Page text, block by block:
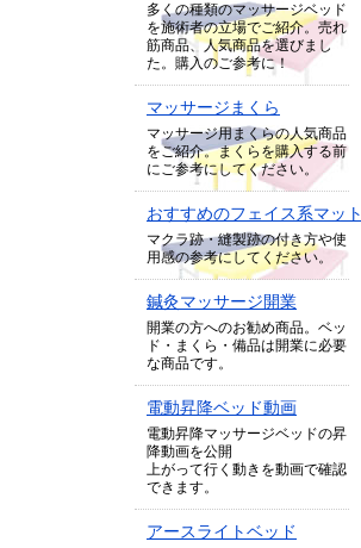
多くの種類のマッサージベッド
を施術者の立場でご紹介。売れ
筋商品、人気商品を選びまし
た。購入のご参考に！
マッサージまくら
マッサージ用まくらの人気商品
をご紹介。まくらを購入する前
にご参考にしてください。
おすすめのフェイス系マット
マクラ跡・縫製跡の付き方や使
用感の参考にしてください。
鍼灸マッサージ開業
開業の方へのお勧め商品。ベッ
ド・まくら・備品は開業に必要
な商品です。
電動昇降ベッド動画
電動昇降マッサージベッドの昇
降動画を公開
上がって行く動きを動画で確認
できます。
アースライトベッド